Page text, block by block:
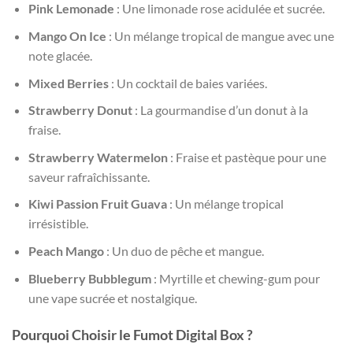
Pink Lemonade : Une limonade rose acidulée et sucrée.
Mango On Ice : Un mélange tropical de mangue avec une
note glacée.
Mixed Berries: Un cocktail de baies variées.
Strawberry Donut: La gourmandise d’un donut à la
fraise.
Strawberry Watermelon: Fraise et pastèque pour une
saveur rafraîchissante.
Kiwi Passion Fruit Guava: Un mélange tropical
irrésistible.
Peach Mango: Un duo de pêche et mangue.
Blueberry Bubblegum: Myrtille et chewing-gum pour
une vape sucrée et nostalgique.
Pourquoi Choisir le Fumot Digital Box ?